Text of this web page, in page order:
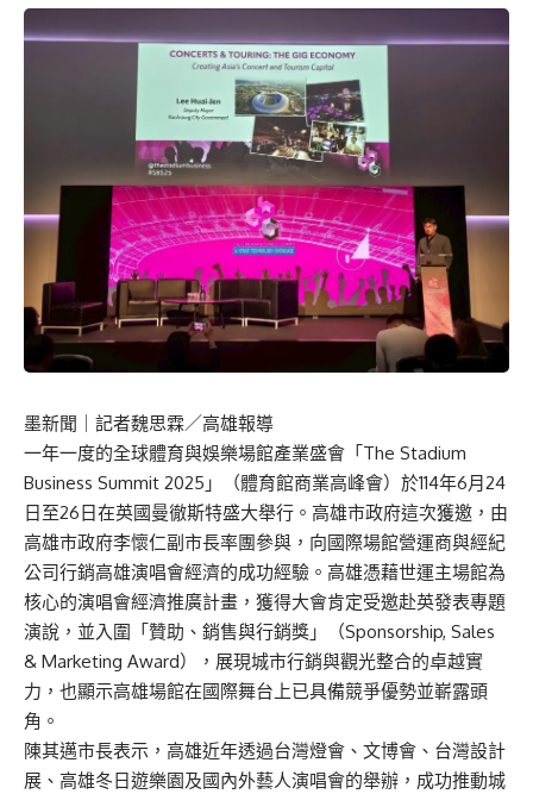
墨新聞 ｜記者魏思霖／高雄報導
一年一度的全球體育與娛樂場館產業盛會「The Stadium
Business Summit 2025」（體育館商業高峰會）於114年6月24
日至26日在英國曼徹斯特盛大舉行。高雄市政府這次獲邀，由
高雄市政府李懷仁副市長率團參與，向國際場館營運商與經紀
公司行銷高雄演唱會經濟的成功經驗。高雄憑藉世運主場館為
核心的演唱會經濟推廣計畫，獲得大會肯定受邀赴英發表專題
演說，並入圍「贊助、銷售與行銷獎」（Sponsorship, Sales
& Marketing Award），展現城市行銷與觀光整合的卓越實
力，也顯示高雄場館在國際舞台上已具備競爭優勢並嶄露頭
角。
陳其邁市長表示，高雄近年透過台灣燈會、文博會、台灣設計
展、高雄冬日遊樂園及國內外藝人演唱會的舉辦，成功推動城